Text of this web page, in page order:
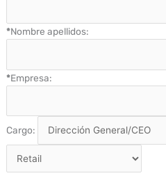
*Nombre apellidos:
*Empresa:
Cargo: